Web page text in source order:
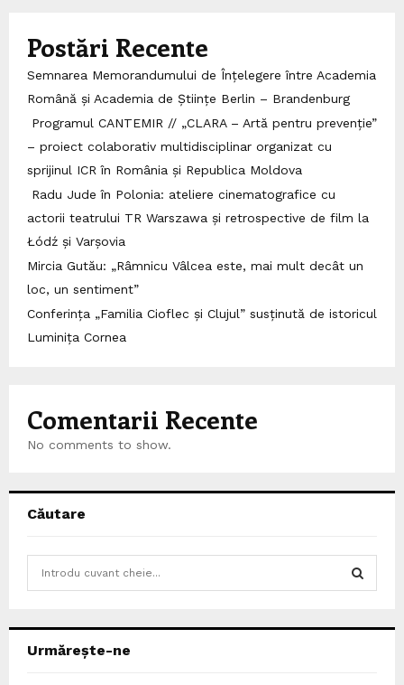
Postări Recente
Semnarea Memorandumului de Înțelegere între Academia
Română și Academia de Științe Berlin – Brandenburg
Programul CANTEMIR // „CLARA – Artă pentru prevenție”
– proiect colaborativ multidisciplinar organizat cu
sprijinul ICR în România și Republica Moldova
Radu Jude în Polonia: ateliere cinematografice cu
actorii teatrului TR Warszawa și retrospective de film la
Łódź și Varșovia
Mircia Gutău: „Râmnicu Vâlcea este, mai mult decât un
loc, un sentiment”
Conferința „Familia Cioflec și Clujul” susținută de istoricul
Luminița Cornea
Comentarii Recente
No comments to show.
Căutare
h
Urmărește-ne